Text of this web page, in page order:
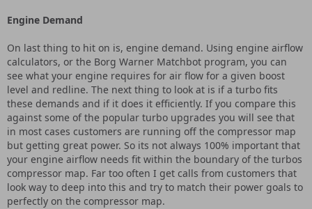
Engine Demand
On last thing to hit on is, engine demand. Using engine airflow
calculators, or the Borg Warner Matchbot program, you can
see what your engine requires for air flow for a given boost
level and redline. The next thing to look at is if a turbo fits
these demands and if it does it efficiently. If you compare this
against some of the popular turbo upgrades you will see that
in most cases customers are running off the compressor map
but getting great power. So its not always 100% important that
your engine airflow needs fit within the boundary of the turbos
compressor map. Far too often I get calls from customers that
look way to deep into this and try to match their power goals to
perfectly on the compressor map.